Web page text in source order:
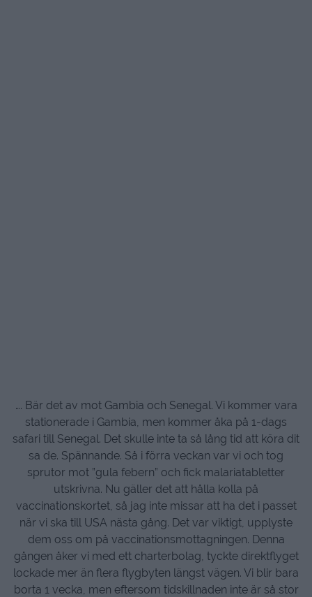
…. Bär det av mot Gambia och Senegal. Vi kommer vara
stationerade i Gambia, men kommer åka på 1-dags
safari till Senegal. Det skulle inte ta så lång tid att köra dit
sa de. Spännande. Så i förra veckan var vi och tog
sprutor mot ”gula febern” och fick malariatabletter
utskrivna. Nu gäller det att hålla kolla på
vaccinationskortet, så jag inte missar att ha det i passet
när vi ska till USA nästa gång. Det var viktigt, upplyste
dem oss om på vaccinationsmottagningen. Denna
gången åker vi med ett charterbolag, tyckte direktflyget
lockade mer än flera flygbyten längst vägen. Vi blir bara
borta 1 vecka, men eftersom tidskillnaden inte är så stor